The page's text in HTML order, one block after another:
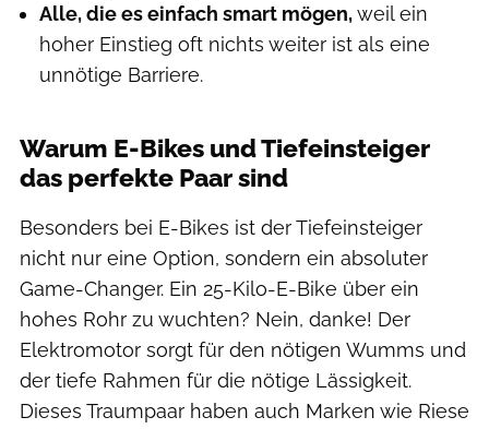
Alle, die es einfach smart mögen,weil ein
hoher Einstieg oft nichts weiter ist als eine
unnötige Barriere.
Warum E-Bikes und Tiefeinsteiger
das perfekte Paar sind
Besonders bei E-Bikes ist der Tiefeinsteiger
nicht nur eine Option, sondern ein absoluter
Game-Changer. Ein 25-Kilo-E-Bike über ein
hohes Rohr zu wuchten? Nein, danke! Der
Elektromotor sorgt für den nötigen Wumms und
der tiefe Rahmen für die nötige Lässigkeit.
Dieses Traumpaar haben auch Marken wie Riese